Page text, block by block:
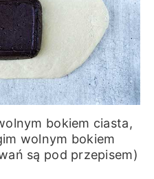
bokiem ciasta,
wolnym bokiem
są pod przepisem)